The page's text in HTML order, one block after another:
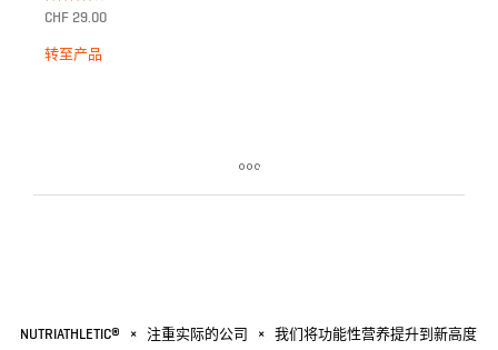
Bewertet
mit
von 5
CHF 29.00
转至产品
NUTRIATHLETIC® × 注重实际的公司 × 我们将功能性营养提升到新高度